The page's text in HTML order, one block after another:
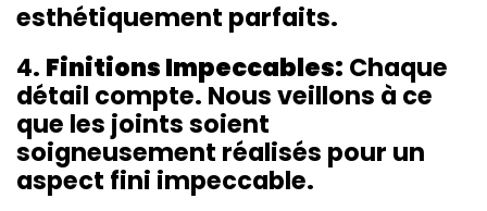
esthétiquement parfaits.
4. Finitions Impeccables: Chaque
détail compte. Nous veillons à ce
que les joints soient
soigneusement réalisés pour un
aspect fini impeccable.